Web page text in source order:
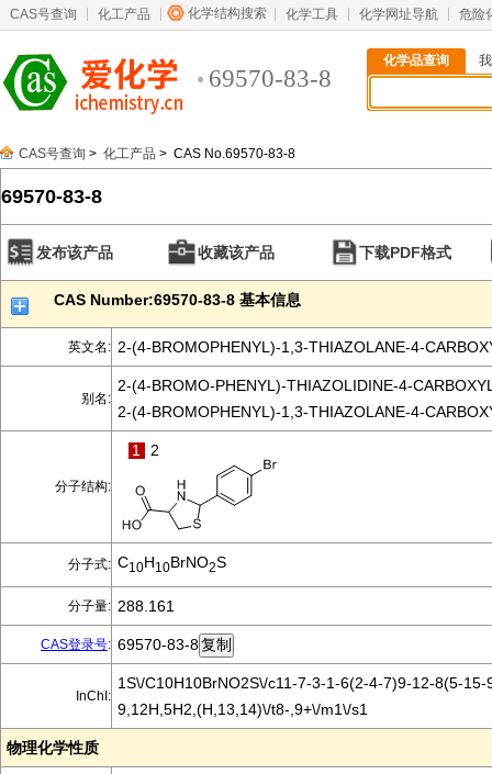
CAS号查询 化工产品 化学结构搜索 化学工具 化学网址导航 危险
69570-83-8
化学品查询
CAS号查询 > 化工产品 > CAS No.69570-83-8
69570-83-8
发布该产品 收藏该产品 下载PDF格式
CAS Number:69570-83-8 基本信息
英文名: 2-(4-BROMOPHENYL)-1,3-THIAZOLANE-4-
别名:
2-(4-BROMO-PHENYL)-THIAZOLIDINE-4-
2-(4-BROMOPHENYL)-1,3-THIAZOLANE-4-
分子结构:
1 2
分子式: C10H10BrNO2S
分子量: 288.161
CAS登录号: 69570-83-8
InChI:
1S\/C10H10BrNO2S\/c11-7-3-1-6(2-4-7)9-12-8(5-
9,12H,5H2,(H,13,14)\/t8-,9+\/m1\/s1
物理化学性质